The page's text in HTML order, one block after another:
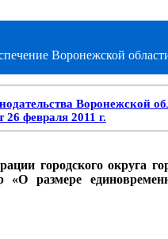
Воронежской
Воронежской
26 февраля 2011 г.
городского округа
размере